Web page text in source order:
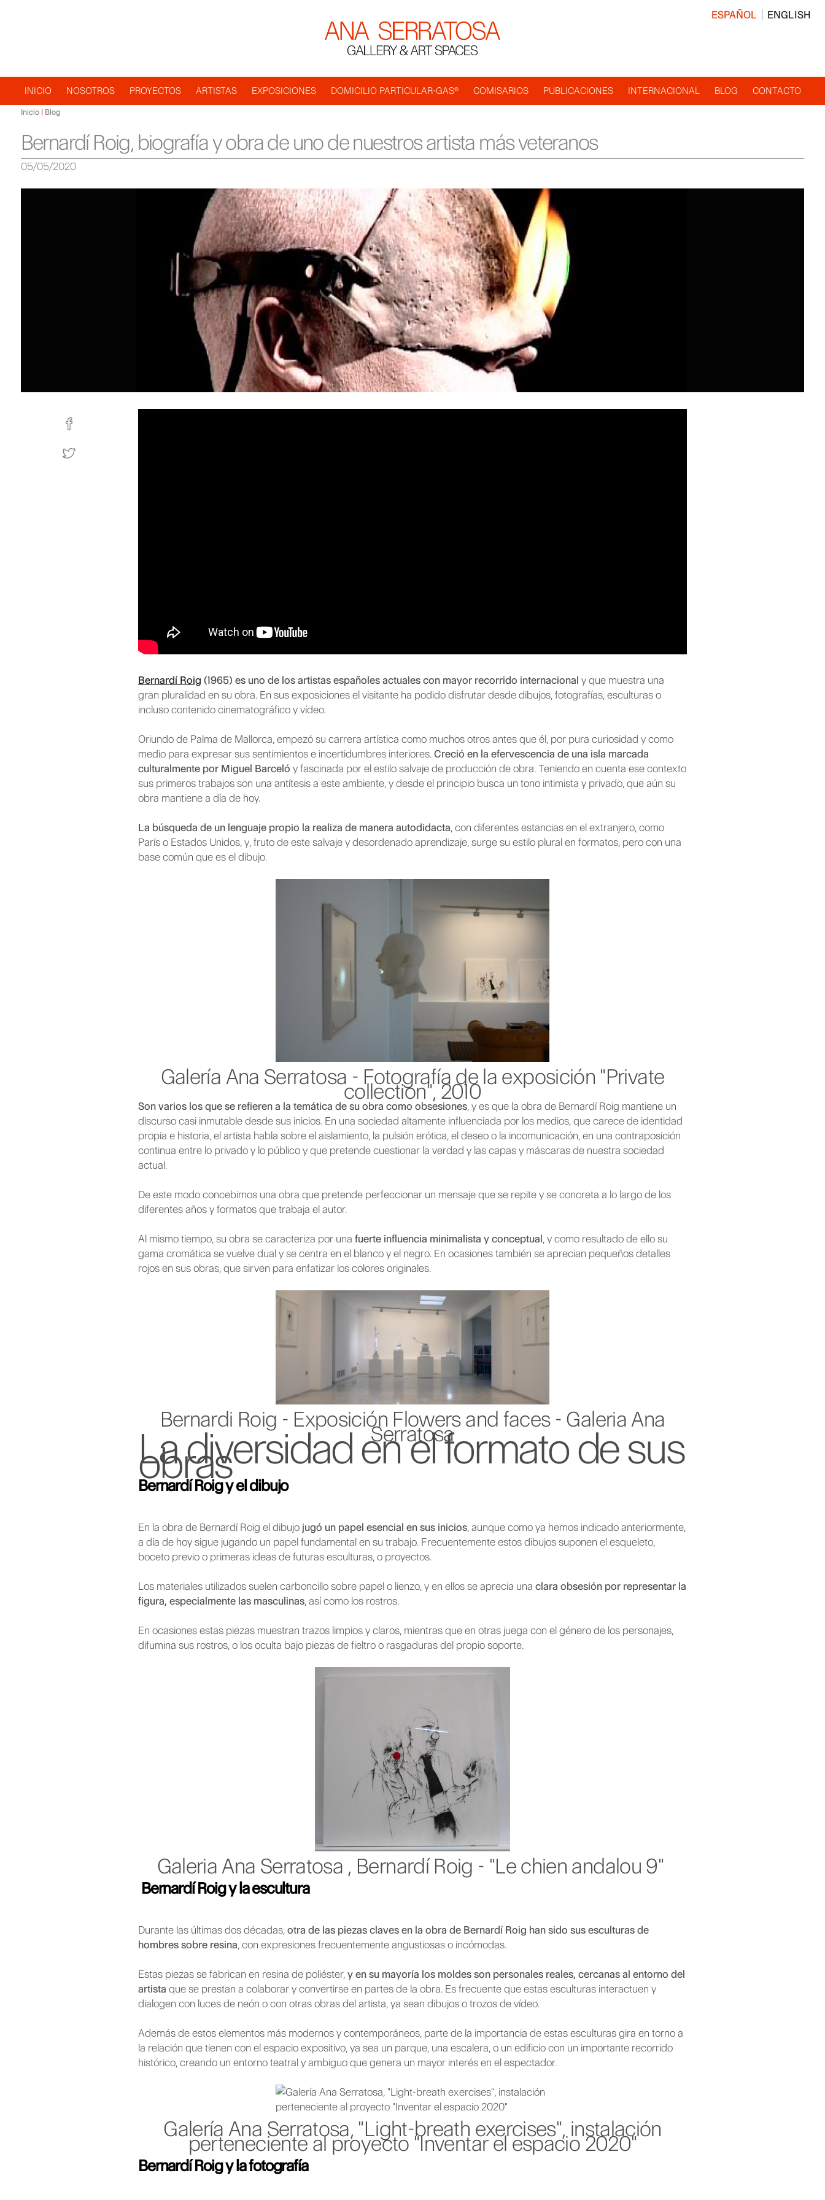
ESPAÑOL ENGLISH
Navegación
principal
INICIO NOSOTROS PROYECTOS ARTISTAS EXPOSICIONES DOMICILIO PARTICULAR-GAS® COMISARIOS PUBLICACIONES INTERNACIONAL BLOG CONTACTO
Inicio Blog
Bernardí Roig, biografía y obra de uno de nuestros artista más veteranos
05/05/2020
Bernardí Roig (1965) es uno de los artistas españoles actuales con mayor recorrido internacional y que muestra una
gran pluralidad en su obra. En sus exposiciones el visitante ha podido disfrutar desde dibujos, fotografías, esculturas o
incluso contenido cinematográfico y vídeo.
Oriundo de Palma de Mallorca, empezó su carrera artística como muchos otros antes que él, por pura curiosidad y como
medio para expresar sus sentimientos e incertidumbres interiores.Creció en la efervescencia de una isla marcada
culturalmente por Miguel Barceló y fascinada por el estilo salvaje de producción de obra. Teniendo en cuenta ese contexto
sus primeros trabajos son una antítesis a este ambiente, y desde el principio busca un tono intimista y privado, que aún su
obra mantiene a día de hoy.
La búsqueda de un lenguaje propio la realiza de manera autodidacta, con diferentes estancias en el extranjero, como
París o Estados Unidos, y, fruto de este salvaje y desordenado aprendizaje, surge su estilo plural en formatos, pero con una
base común que es el dibujo.
Galería Ana Serratosa - Fotografía de la exposición "Private
collection", 2010
Son varios los que se refieren a la temática de su obra como obsesiones, y es que la obra de Bernardí Roig mantiene un
discurso casi inmutable desde sus inicios. En una sociedad altamente influenciada por los medios, que carece de identidad
propia e historia, el artista habla sobre el aislamiento, la pulsión erótica, el deseo o la incomunicación, en una contraposición
continua entre lo privado y lo público y que pretende cuestionar la verdad y las capas y máscaras de nuestra sociedad
actual.
De este modo concebimos una obra que pretende perfeccionar un mensaje que se repite y se concreta a lo largo de los
diferentes años y formatos que trabaja el autor.
Al mismo tiempo, su obra se caracteriza por unafuerte influencia minimalista y conceptual, y como resultado de ello su
gama cromática se vuelve dual y se centra en el blanco y el negro. En ocasiones también se aprecian pequeños detalles
rojos en sus obras, que sirven para enfatizar los colores originales.
Bernardi Roig - Exposición Flowers and faces - Galeria Ana
Serratosa
La diversidad en el formato de sus
obras
Bernardí Roig y el dibujo
En la obra de Bernardí Roig el dibujo jugó un papel esencial en sus inicios, aunque como ya hemos indicado anteriormente,
a día de hoy sigue jugando un papel fundamental en su trabajo. Frecuentemente estos dibujos suponen el esqueleto,
boceto previo o primeras ideas de futuras esculturas, o proyectos.
Los materiales utilizados suelen carboncillo sobre papel o lienzo, y en ellos se aprecia unaclara obsesión por representar la
figura, especialmente las masculinas, así como los rostros.
En ocasiones estas piezas muestran trazos limpios y claros, mientras que en otras juega con el género de los personajes,
difumina sus rostros, o los oculta bajo piezas de fieltro o rasgaduras del propio soporte.
Galeria Ana Serratosa , Bernardí Roig - "Le chien andalou 9"
Bernardí Roig y la escultura
Durante las últimas dos décadas,otra de las piezas claves en la obra de Bernardí Roig han sido sus esculturas de
hombres sobre resina, con expresiones frecuentemente angustiosas o incómodas.
Estas piezas se fabrican en resina de poliéster,y en su mayoría los moldes son personales reales, cercanas al entorno del
artista que se prestan a colaborar y convertirse en partes de la obra. Es frecuente que estas esculturas interactuen y
dialogen con luces de neón o con otras obras del artista, ya sean dibujos o trozos de vídeo.
Además de estos elementos más modernos y contemporáneos, parte de la importancia de estas esculturas gira en torno a
la relación que tienen con el espacio expositivo, ya sea un parque, una escalera, o un edificio con un importante recorrido
histórico, creando un entorno teatral y ambiguo que genera un mayor interés en el espectador.
Galería Ana Serratosa, "Light-breath exercises", instalación
perteneciente al proyecto "Inventar el espacio 2020"
Bernardí Roig y la fotografía